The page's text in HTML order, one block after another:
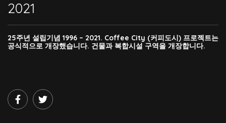
2021
25주년 설립기념 1996 – 2021. Coffee City (커피도시) 프로젝트는
공식적으로 개장했습니다. 건물과 복합시설 구역을 개장합니다.